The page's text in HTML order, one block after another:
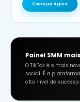
Começar Agora
Painel SMM
O TikTok é o mais
social. É a
alto nível de sucesso.